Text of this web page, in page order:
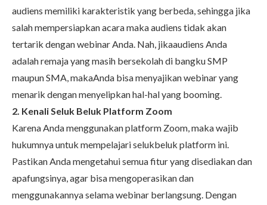
audiens memiliki karakteristik yang berbeda, sehingga jika
salah mempersiapkan acara maka audiens tidak akan
tertarik dengan webinar Anda. Nah, jikaaudiens Anda
adalah remaja yang masih bersekolah di bangku SMP
maupun SMA, makaAnda bisa menyajikan webinar yang
menarik dengan menyelipkan hal-hal yang booming.
2. Kenali Seluk Beluk Platform Zoom
Karena Anda menggunakan platform Zoom, maka wajib
hukumnya untuk mempelajari selukbeluk platform ini.
Pastikan Anda mengetahui semua fitur yang disediakan dan
apafungsinya, agar bisa mengoperasikan dan
menggunakannya selama webinar berlangsung. Dengan